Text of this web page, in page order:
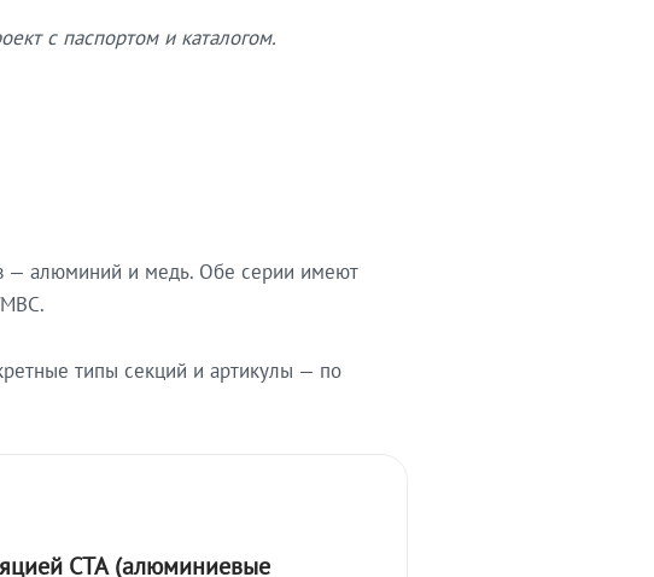
с паспортом и каталогом.
— алюминий и медь. Обе серии имеют
МВС.
типы секций и артикулы — по
СТА (алюминиевые